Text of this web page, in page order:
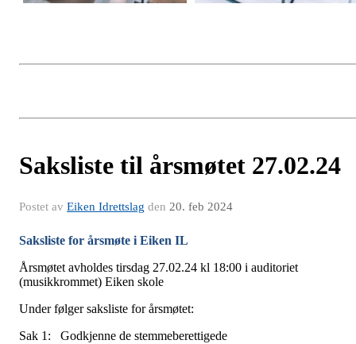
Saksliste til årsmøtet 27.02.24
Postet av Eiken Idrettslag den 20. feb 2024
Saksliste for årsmøte i Eiken IL
Årsmøtet avholdes tirsdag 27.02.24 kl 18:00 i auditoriet
(musikkrommet) Eiken skole
Under følger saksliste for årsmøtet:
Sak 1: Godkjenne de stemmeberettigede